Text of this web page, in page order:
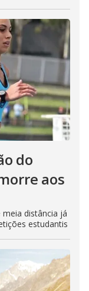
do
aos
distância já
estudantis